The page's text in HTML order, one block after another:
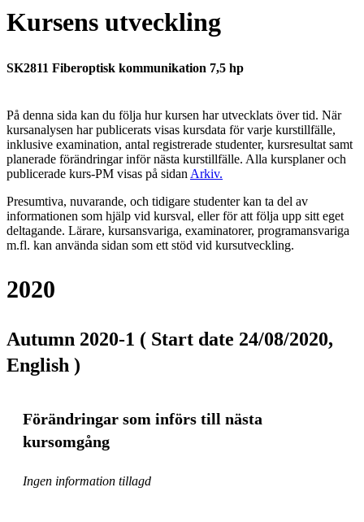
Kursens utveckling
SK2811 Fiberoptisk kommunikation 7,5 hp
På denna sida kan du följa hur kursen har utvecklats över tid. När
kursanalysen har publicerats visas kursdata för varje kurstillfälle,
inklusive examination, antal registrerade studenter, kursresultat samt
planerade förändringar inför nästa kurstillfälle. Alla kursplaner och
publicerade kurs-PM visas på sidan Arkiv.
Presumtiva, nuvarande, och tidigare studenter kan ta del av
informationen som hjälp vid kursval, eller för att följa upp sitt eget
deltagande. Lärare, kursansvariga, examinatorer, programansvariga
m.fl. kan använda sidan som ett stöd vid kursutveckling.
2020
Autumn 2020-1 ( Start date 24/08/2020,
English )
Förändringar som införs till nästa
kursomgång
Ingen information tillagd